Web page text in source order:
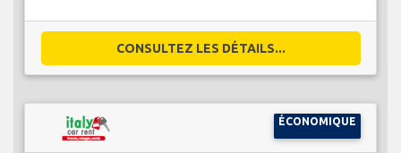
CONSULTEZ LES DÉTAILS...
ÉCONOMIQUE